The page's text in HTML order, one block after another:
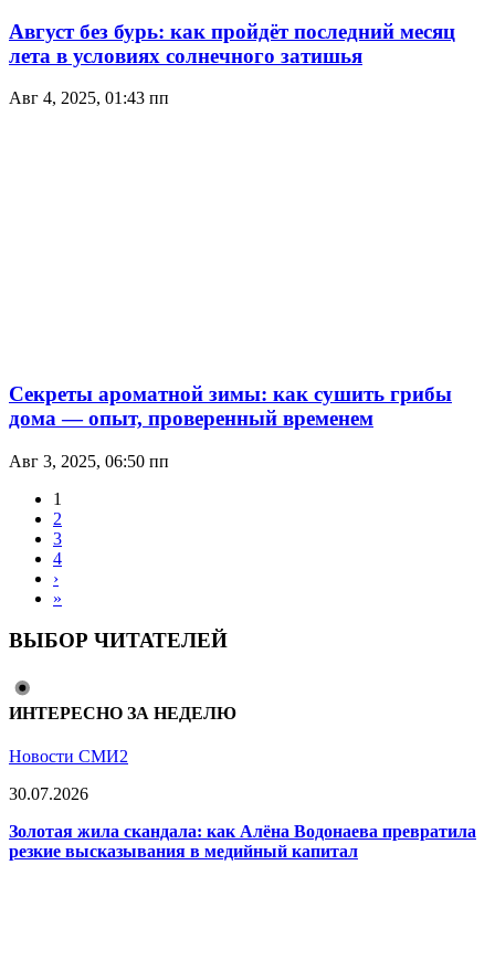
Август без бурь: как пройдёт последний месяц
лета в условиях солнечного затишья
Авг 4, 2025, 01:43 пп
Секреты ароматной зимы: как сушить грибы
дома — опыт, проверенный временем
Авг 3, 2025, 06:50 пп
1
2
3
4
›
»
ВЫБОР ЧИТАТЕЛЕЙ
ИНТЕРЕСНО ЗА НЕДЕЛЮ
Новости СМИ2
30.07.2026
Золотая жила скандала: как Алёна Водонаева превратила
резкие высказывания в медийный капитал